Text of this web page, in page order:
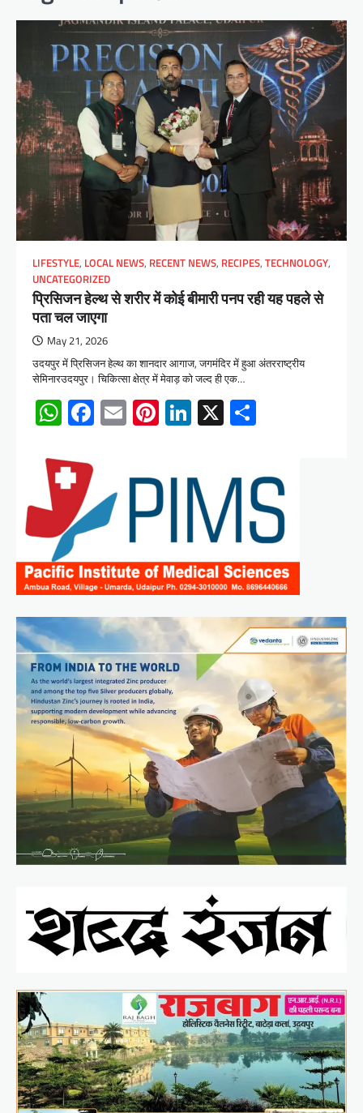
LIFESTYLE, LOCAL NEWS, RECENT NEWS, RECIPES, TECHNOLOGY,
UNCATEGORIZED
प्रिसिजन हेल्थ से शरीर में कोई बीमारी पनप रही यह पहले से
पता चल जाएगा
May 21, 2026
उदयपुर में प्रिसिजन हेल्थ का शानदार आगाज, जगमंदिर में हुआ अंतरराष्ट्रीय
सेमिनारउदयपुर। चिकित्सा क्षेत्र में मेवाड़ को जल्द ही एक…
WhatsApp
Facebook
EmailPinterest
LinkedIn
X